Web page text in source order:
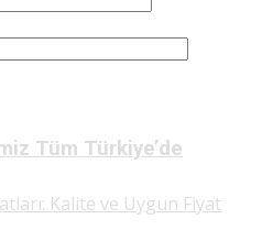
Tüm Türkiye’de
Kalite ve Uygun Fiyat